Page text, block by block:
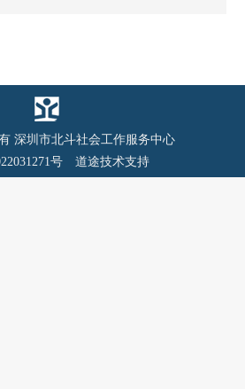
深圳市北斗社会工作服务中心
号
道途技术支持